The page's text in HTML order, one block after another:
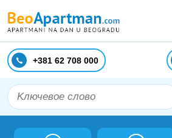
+381 62 708 000